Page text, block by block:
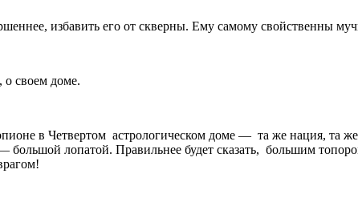
избавить его от скверны. Ему самому свойственны
о своем доме.
в Четвертом астрологическом доме — та же нация, та
лопатой. Правильнее будет сказать, большим